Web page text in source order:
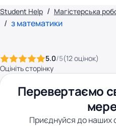
Student Help Магістерська
з математики
5.0/5(12оцінок)
Оцініть сторінку
Перевертаємо
Приєднуйся до наших